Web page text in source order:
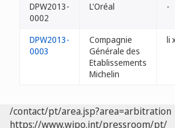
DPW2013-
0002
L'Oréal -
DPW2013-
0003
Compagnie
Générale des
Etablissements
Michelin
li
/contact/pt/area.jsp?area=arbitration
https://www.wipo.int/pressroom/pt/